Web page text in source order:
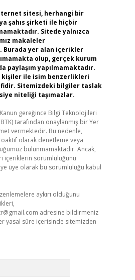
sitesi, herhangi bir
şahıs şirketi ile hiçbir
Sitede yalnızca
makaleler
Burada yer alan içerikler
olup, gerçek kurum
paylaşım yapılmamaktadır.
kişiler ile isim benzerlikleri
Sitemizdeki bilgiler taslak
niteliği taşımazlar.
Kanun gereğince Bilgi Teknolojileri
tarafından onaylanmış bir Yer
vermektedir. Bu nedenle,
olarak denetleme veya
bulunmamaktadır. Ancak,
içeriklerin sorumluluğunu
üye olarak bu sorumluluğu kabul
aykırı olduğunu
adresine bildirmeniz
yasal süre içerisinde sitemizden